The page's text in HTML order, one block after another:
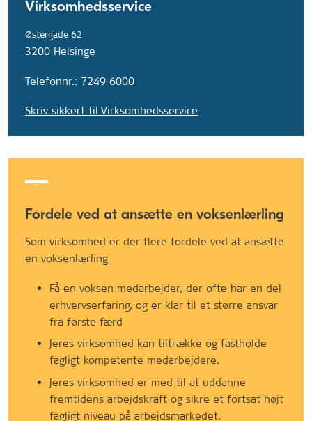
Virksomhedsservice
Østergade 62
3200 Helsinge
Telefonnr.: 7249 6000
Skriv sikkert til Virksomhedsservice
Fordele ved at ansætte en voksenlærling
Som virksomhed er der flere fordele ved at ansætte
en voksenlærling
Få en voksen medarbejder, der ofte har en del
erhvervserfaring, og er klar til et større ansvar
fra første færd
Jeres virksomhed kan tiltrække og fastholde
fagligt kompetente medarbejdere.
Jeres virksomhed er med til at uddanne
fremtidens arbejdskraft og sikre et fortsat højt
fagligt niveau på arbejdsmarkedet.